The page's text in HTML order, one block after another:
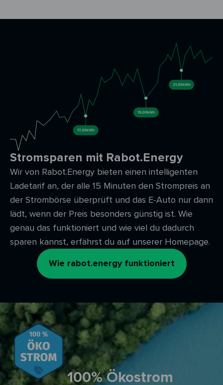
Stromsparen mit Rabot.Energy
Wir von Rabot.Energy bieten einen intelligenten
Ladetarif an, der alle 15 Minuten den Strompreis an
der Strombörse überprüft und das E-Auto nur dann
lädt, wenn der Preis besonders günstig ist. Wie
genau das funktioniert und wie viel du dadurch
sparen kannst, erfährst du auf unserer Homepage.
Wie rabot.energy funktioniert
100% Ökostrom